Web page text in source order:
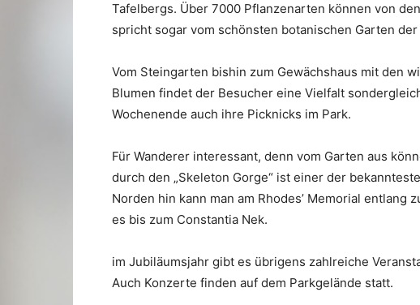
Tafelbergs. Über 7000 Pflanzenarten können von
spricht sogar vom schönsten botanischen Garten der
Vom Steingarten bishin zum Gewächshaus mit den
Blumen findet der Besucher eine Vielfalt
Wochenende auch ihre Picknicks im Park.
Für Wanderer interessant, denn vom Garten aus
durch den „Skeleton Gorge“ ist einer der
Norden hin kann man am Rhodes’ Memorial
es bis zum Constantia Nek.
im Jubiläumsjahr gibt es übrigens zahlreiche
Auch Konzerte finden auf dem Parkgelände statt.